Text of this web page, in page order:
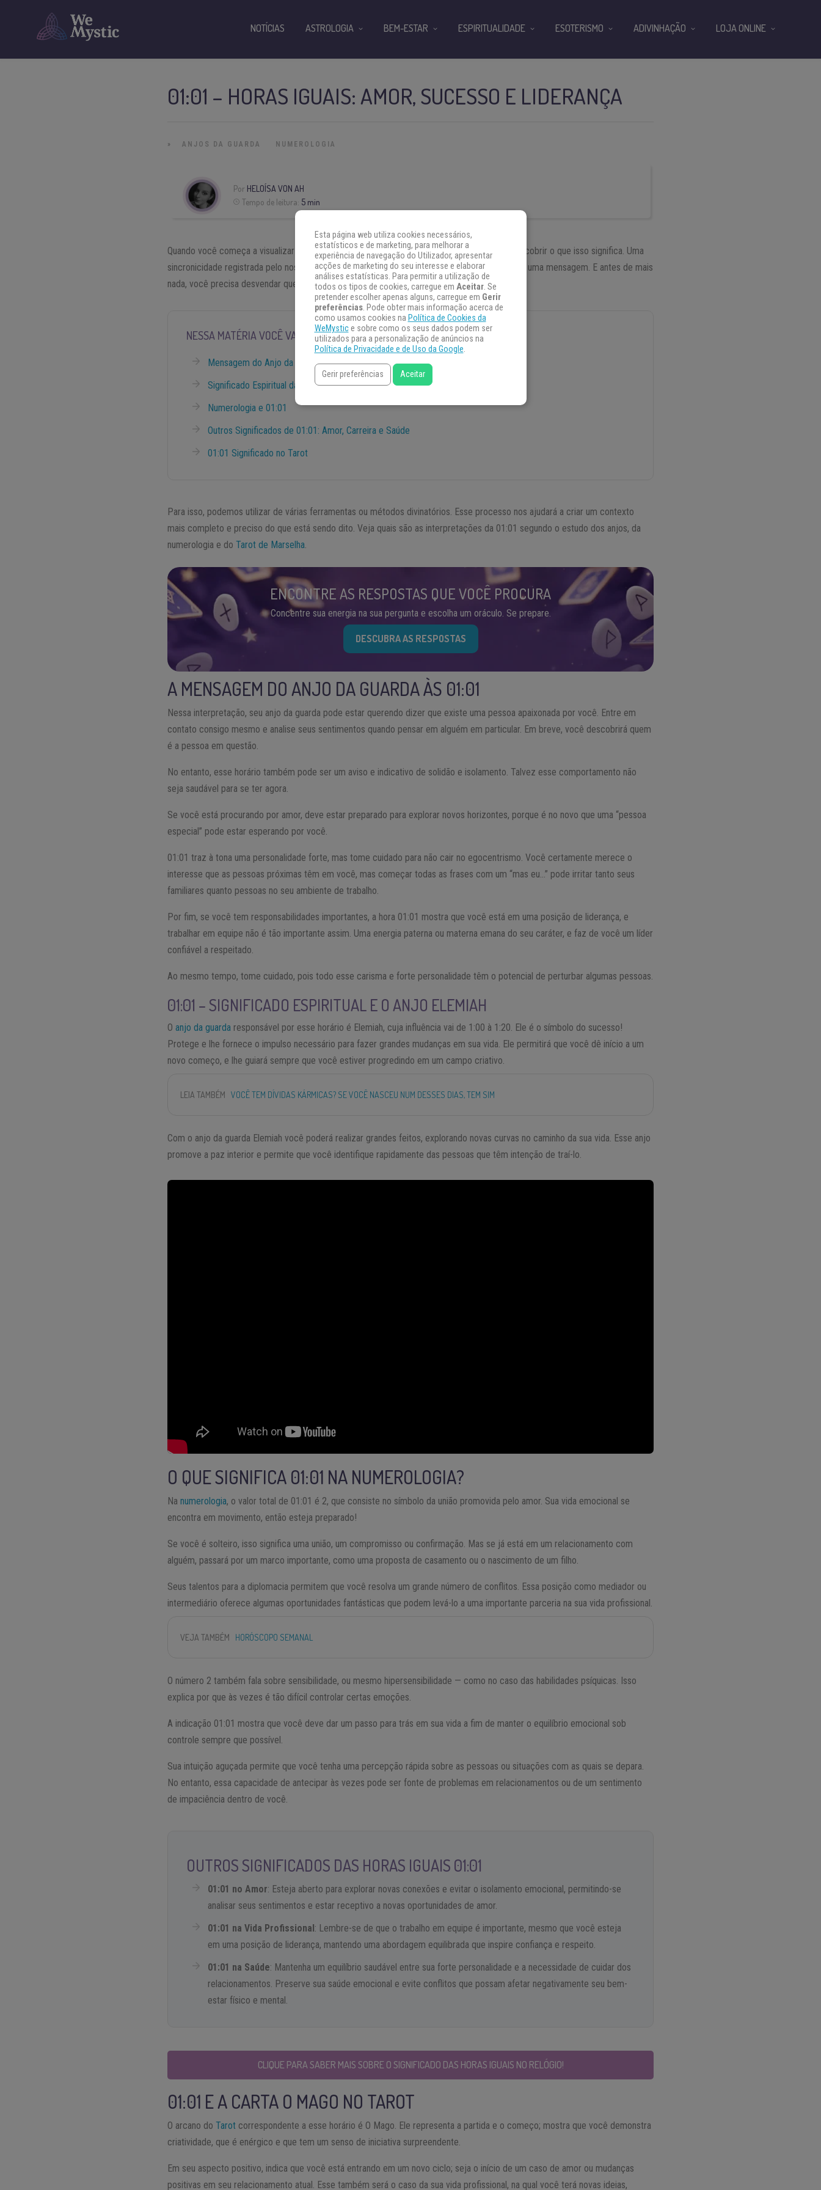
01:01 – HORAS IGUAIS: AMOR, SUCESSO E LIDERANÇA
» ANJOS DA GUARDA NUMEROLOGIA
Por HELOÍSA VON AH
Tempo de leitura: 5 min
Quando você começa a visualizar com certa frequência a hora01:01, é natural que queira descobrir o que isso significa. Uma
sincronicidade registrada pelo nosso subconsciente às vezes pode estar querendo nos enviar uma mensagem. E antes de mais
nada, você precisa desvendar que mensagem é essa.
NESSA MATÉRIA VOCÊ VAI ENCONTRAR:
Mensagem do Anjo da Guarda
Significado Espiritual das 01:01
Numerologia e 01:01
Outros Significados de 01:01: Amor, Carreira e Saúde
01:01 Significado no Tarot
Para isso, podemos utilizar de várias ferramentas ou métodos divinatórios. Esse processo nos ajudará a criar um contexto
mais completo e preciso do que está sendo dito. Veja quais são as interpretações da 01:01 segundo o estudo dos anjos, da
numerologia e doTarot de Marselha.
ENCONTRE AS RESPOSTAS QUE VOCÊ PROCURA
Concentre sua energia na sua pergunta e escolha um oráculo. Se prepare.
DESCUBRA AS RESPOSTAS
A MENSAGEM DO ANJO DA GUARDA ÀS 01:01
Nessa interpretação, seu anjo da guarda pode estar querendo dizer que existe uma pessoa apaixonada por você. Entre em
contato consigo mesmo e analise seus sentimentos quando pensar em alguém em particular. Em breve, você descobrirá quem
é a pessoa em questão.
No entanto, esse horário também pode ser um aviso e indicativo de solidão e isolamento. Talvez esse comportamento não
seja saudável para se ter agora.
Se você está procurando por amor, deve estar preparado para explorar novos horizontes, porque é no novo que uma “pessoa
especial” pode estar esperando por você.
01:01 traz à tona uma personalidade forte, mas tome cuidado para não cair no egocentrismo. Você certamente merece o
interesse que as pessoas próximas têm em você, mas começar todas as frases com um “mas eu…” pode irritar tanto seus
familiares quanto pessoas no seu ambiente de trabalho.
Por fim, se você tem responsabilidades importantes, a hora 01:01 mostra que você está em uma posição de liderança, e
trabalhar em equipe não é tão importante assim. Uma energia paterna ou materna emana do seu caráter, e faz de você um líder
confiável a respeitado.
Ao mesmo tempo, tome cuidado, pois todo esse carisma e forte personalidade têm o potencial de perturbar algumas pessoas.
01:01 – SIGNIFICADO ESPIRITUAL E O ANJO ELEMIAH
Oanjo da guarda responsável por esse horário é Elemiah, cuja influência vai de 1:00 à 1:20. Ele é o símbolo do sucesso!
Protege e lhe fornece o impulso necessário para fazer grandes mudanças em sua vida. Ele permitirá que você dê início a um
novo começo, e lhe guiará sempre que você estiver progredindo em um campo criativo.
LEIA TAMBÉM VOCÊ TEM DÍVIDAS KÁRMICAS? SE VOCÊ NASCEU NUM DESSES DIAS, TEM SIM
Com o anjo da guarda Elemiah você poderá realizar grandes feitos, explorando novas curvas no caminho da sua vida. Esse anjo
promove a paz interior e permite que você identifique rapidamente das pessoas que têm intenção de traí-lo.
O QUE SIGNIFICA 01:01 NA NUMEROLOGIA?
Nanumerologia, o valor total de 01:01 é 2, que consiste no símbolo da união promovida pelo amor. Sua vida emocional se
encontra em movimento, então esteja preparado!
Se você é solteiro, isso significa uma união, um compromisso ou confirmação. Mas se já está em um relacionamento com
alguém, passará por um marco importante, como uma proposta de casamento ou o nascimento de um filho.
Seus talentos para a diplomacia permitem que você resolva um grande número de conflitos. Essa posição como mediador ou
intermediário oferece algumas oportunidades fantásticas que podem levá-lo a uma importante parceria na sua vida profissional.
VEJA TAMBÉM HORÓSCOPO SEMANAL
O número 2 também fala sobre sensibilidade, ou mesmo hipersensibilidade — como no caso das habilidades psíquicas. Isso
explica por que às vezes é tão difícil controlar certas emoções.
A indicação 01:01 mostra que você deve dar um passo para trás em sua vida a fim de manter o equilíbrio emocional sob
controle sempre que possível.
Sua intuição aguçada permite que você tenha uma percepção rápida sobre as pessoas ou situações com as quais se depara.
No entanto, essa capacidade de antecipar às vezes pode ser fonte de problemas em relacionamentos ou de um sentimento
de impaciência dentro de você.
OUTROS SIGNIFICADOS DAS HORAS IGUAIS 01:01
01:01 no Amor: Esteja aberto para explorar novas conexões e evitar o isolamento emocional, permitindo-se
analisar seus sentimentos e estar receptivo a novas oportunidades de amor.
01:01 na Vida Profissional: Lembre-se de que o trabalho em equipe é importante, mesmo que você esteja
em uma posição de liderança, mantendo uma abordagem equilibrada que inspire confiança e respeito.
01:01 na Saúde: Mantenha um equilíbrio saudável entre sua forte personalidade e a necessidade de cuidar dos
relacionamentos. Preserve sua saúde emocional e evite conflitos que possam afetar negativamente seu bem-
estar físico e mental.
CLIQUE PARA SABER MAIS SOBRE O SIGNIFICADO DAS HORAS IGUAIS NO RELÓGIO!
01:01 E A CARTA O MAGO NO TAROT
O arcano doTarot correspondente a esse horário é O Mago. Ele representa a partida e o começo; mostra que você demonstra
criatividade, que é enérgico e que tem um senso de iniciativa surpreendente.
Em seu aspecto positivo, indica que você está entrando em um novo ciclo; seja o início de um caso de amor ou mudanças
positivas em seu relacionamento atual. Esse também será o caso da sua vida profissional, na qual você terá novas ideias,
NOTÍCIAS ASTROLOGIA BEM-ESTAR ESPIRITUALIDADE ESOTERISMO ADIVINHAÇÃO LOJA ONLINE
Esta página web utiliza cookies necessários,
estatísticos e de marketing, para melhorar a
experiência de navegação do Utilizador, apresentar
acções de marketing do seu interesse e elaborar
análises estatísticas. Para permitir a utilização de
todos os tipos de cookies, carregue em Aceitar. Se
pretender escolher apenas alguns, carregue em Gerir
preferências. Pode obter mais informação acerca de
como usamos cookies na Política de Cookies da
WeMystice sobre como os seus dados podem ser
utilizados para a personalização de anúncios na
Política de Privacidade e de Uso da Google.
Gerir preferências Aceitar